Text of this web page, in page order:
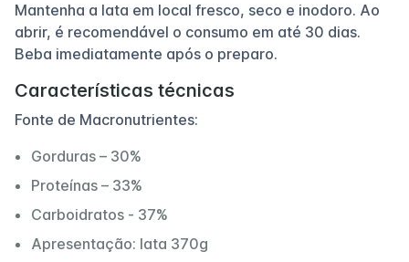
Mantenha a lata em local fresco, seco e inodoro. Ao
abrir, é recomendável o consumo em até 30 dias.
Beba imediatamente após o preparo.
Características técnicas
Fonte de Macronutrientes:
Gorduras – 30%
Proteínas – 33%
Carboidratos - 37%
Apresentação: lata 370g